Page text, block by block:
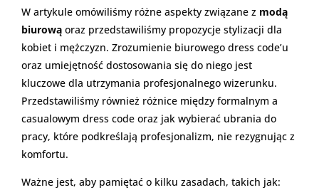
W artykule omówiliśmy różne aspekty związane z modą
biurową oraz przedstawiliśmy propozycje stylizacji dla
kobiet i mężczyzn. Zrozumienie biurowego dress code’u
oraz umiejętność dostosowania się do niego jest
kluczowe dla utrzymania profesjonalnego wizerunku.
Przedstawiliśmy również różnice między formalnym a
casualowym dress code oraz jak wybierać ubrania do
pracy, które podkreślają profesjonalizm, nie rezygnując z
komfortu.
Ważne jest, aby pamiętać o kilku zasadach, takich jak: